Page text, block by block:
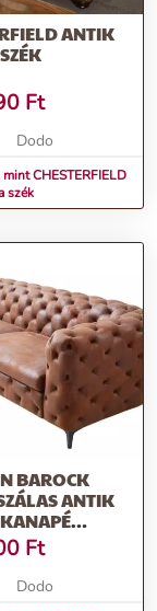
ANTIK
Ft
Dodo
CHESTERFIELD
szék
BAROCK
ANTIK
STÍLUSÚ
Ft
Dodo